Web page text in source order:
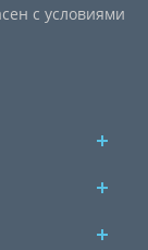
с условиями